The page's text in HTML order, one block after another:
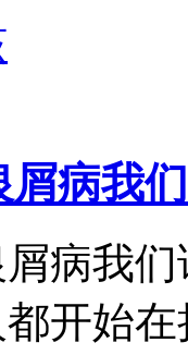
病我们
病我
开始